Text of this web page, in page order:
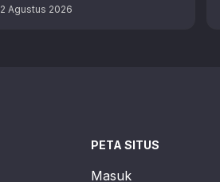
dengan aneka skill unik. Bagi
2 Agustus 2026
PETA SITUS
Masuk